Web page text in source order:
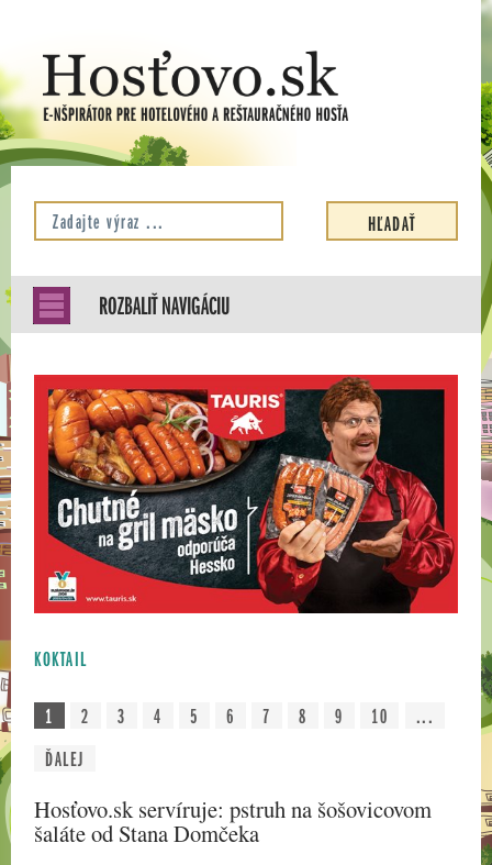
ROZBALIŤ NAVIGÁCIU
KOKTAIL
1 2 3 4 5 6 7 8 9 10
...
ĎALEJ
Hosťovo.sk servíruje: pstruh na šošovicovom
šaláte od Stana Domčeka